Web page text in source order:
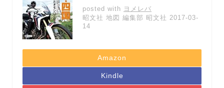
posted with ヨメレバ
昭文社 地図 編集部 昭文社 2017-03-
14
Amazon
Kindle